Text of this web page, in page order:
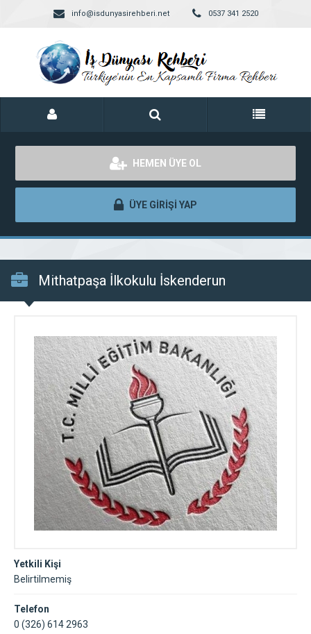
info@isdunyasirehberi.net 0537 341 2520
HEMEN ÜYE OL
ÜYE GİRİŞİ YAP
Mithatpaşa İlkokulu İskenderun
Yetkili Kişi
Belirtilmemiş
Telefon
0 (326) 614 2963